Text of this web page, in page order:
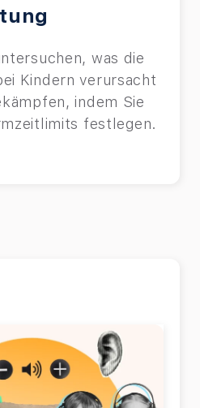
was die
Kindern verursacht
indem Sie
festlegen.